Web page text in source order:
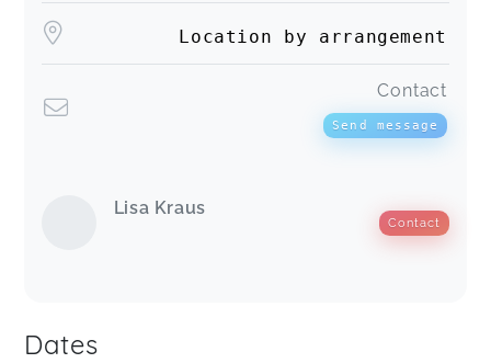
Location by arrangement
Contact
Send message
Lisa Kraus
Contact
Dates